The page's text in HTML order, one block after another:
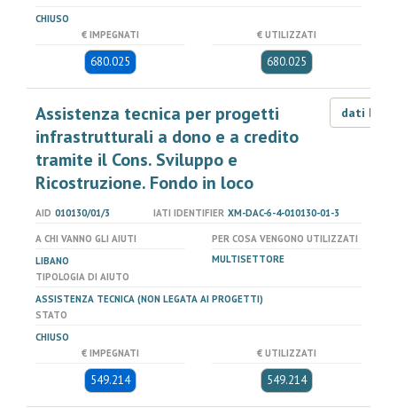
CHIUSO
€ IMPEGNATI
680.025
€ UTILIZZATI
680.025
Assistenza tecnica per progetti
infrastrutturali a dono e a credito
tramite il Cons. Sviluppo e
Ricostruzione. Fondo in loco
dati LOD
AID 010130/01/3 IATI IDENTIFIER XM-DAC-6-4-010130-01-3
A CHI VANNO GLI AIUTI
LIBANO
PER COSA VENGONO UTILIZZATI
MULTISETTORE
TIPOLOGIA DI AIUTO
ASSISTENZA TECNICA (NON LEGATA AI PROGETTI)
STATO
CHIUSO
€ IMPEGNATI
549.214
€ UTILIZZATI
549.214